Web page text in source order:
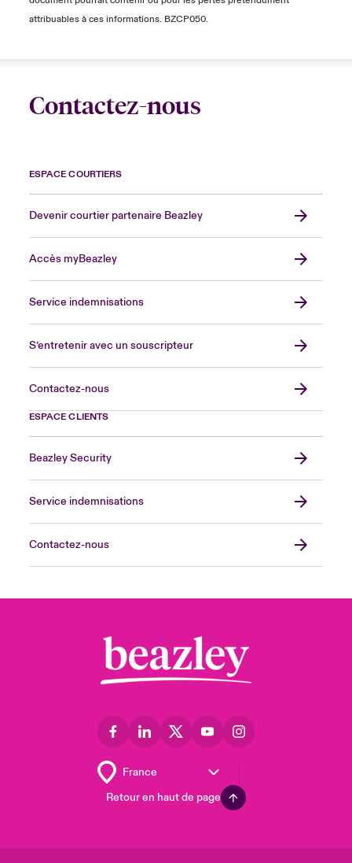
attribuables à ces informations. BZCP050.
Contactez-nous
ESPACE COURTIERS
Devenir courtier partenaire Beazley
Accès myBeazley
Service indemnisations
S’entretenir avec un souscripteur
Contactez-nous
ESPACE CLIENTS
Beazley Security
Service indemnisations
Contactez-nous
Retour en haut de page